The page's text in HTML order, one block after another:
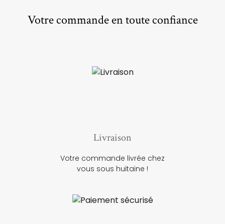
Votre commande en toute confiance
Livraison
Votre commande livrée chez
vous sous huitaine !